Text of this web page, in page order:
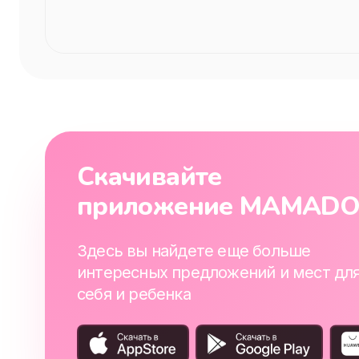
Скачивайте
приложение
Здесь вы найдете еще больше
интересных предложений и мест
себя и ребенка